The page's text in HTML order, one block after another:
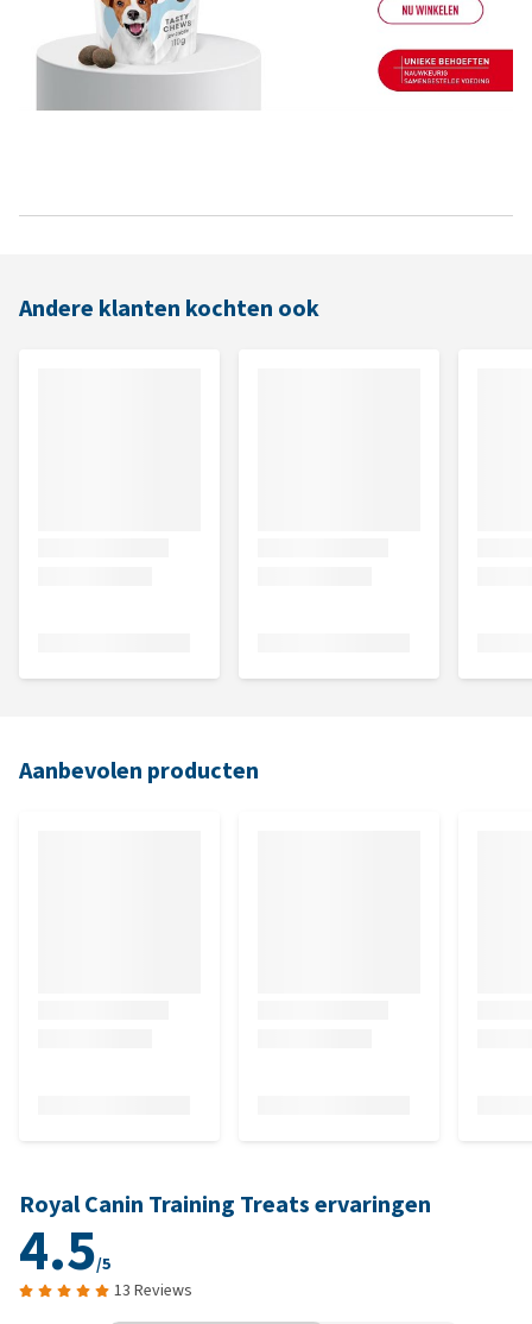
Andere klanten kochten ook
Aanbevolen producten
Royal Canin Training Treats ervaringen
4.5/5
13 Reviews